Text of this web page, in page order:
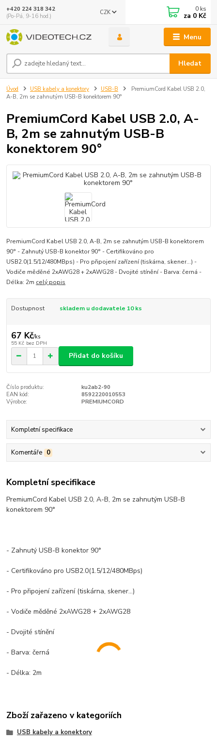
Menu
CZK
Hledat
+420 224 318 342
(Po-Pá, 9-16 hod.)
0 ks
za 0 Kč
Úvod USB kabely a konektory USB-B
PremiumCord Kabel USB 2.0,
A-B, 2m se zahnutým USB-B konektorem 90°
PremiumCord Kabel USB 2.0, A-
B, 2m se zahnutým USB-B
konektorem 90°
PremiumCord Kabel USB 2.0, A-B, 2m se zahnutým USB-B konektorem
90° - Zahnutý USB-B konektor 90° - Certifikováno pro
USB2.0(1.5/12/480MBps) - Pro připojení zařízení (tiskárna, skener...) -
Vodiče měděné 2xAWG28 + 2xAWG28 - Dvojité stínění - Barva: černá -
Délka: 2m celý popis
Dostupnost skladem u dodavatele 10 ks
67 Kč/ks
55 Kč bez DPH
Přidat do košíku
Číslo produktu:
ku2ab2-90
EAN kód:
8592220010553
Výrobce:
PREMIUMCORD
Kompletní specifikace
Komentáře 0
Kompletní specifikace
PremiumCord Kabel USB 2.0, A-B, 2m se zahnutým USB-B
konektorem 90°
- Zahnutý USB-B konektor 90°
- Certifikováno pro USB2.0(1.5/12/480MBps)
- Pro připojení zařízení (tiskárna, skener...)
- Vodiče měděné 2xAWG28 + 2xAWG28
- Dvojité stínění
- Barva: černá
- Délka: 2m
Zboží zařazeno v kategoriích
USB kabely a konektory